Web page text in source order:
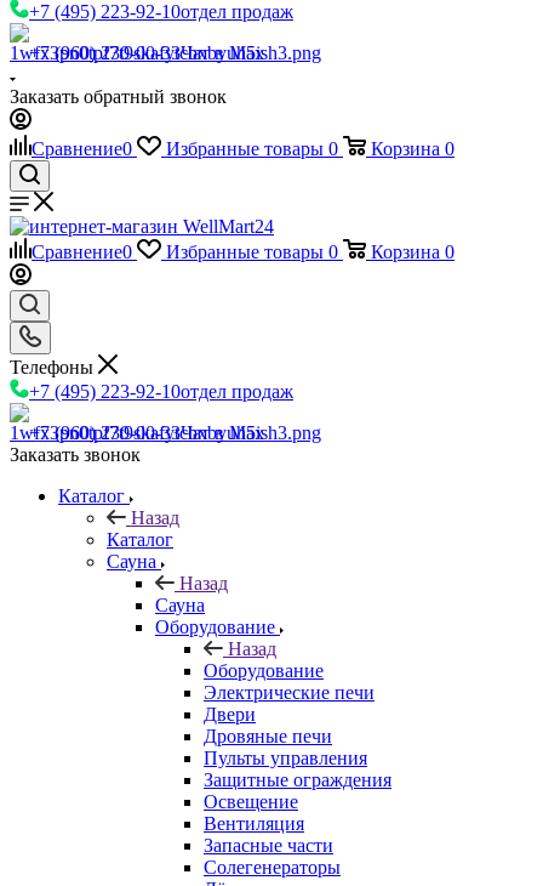
+7 (495) 223-92-10отдел продаж
+7 (960) 230-00-33Чат в Max
Заказать обратный звонок
Сравнение0 Избранные товары 0 Корзина 0
Сравнение0 Избранные товары 0 Корзина 0
Телефоны
+7 (495) 223-92-10отдел продаж
+7 (960) 230-00-33Чат в Max
Заказать звонок
Каталог
Назад
Каталог
Сауна
Назад
Сауна
Оборудование
Назад
Оборудование
Электрические печи
Двери
Дровяные печи
Пульты управления
Защитные ограждения
Освещение
Вентиляция
Запасные части
Солегенераторы